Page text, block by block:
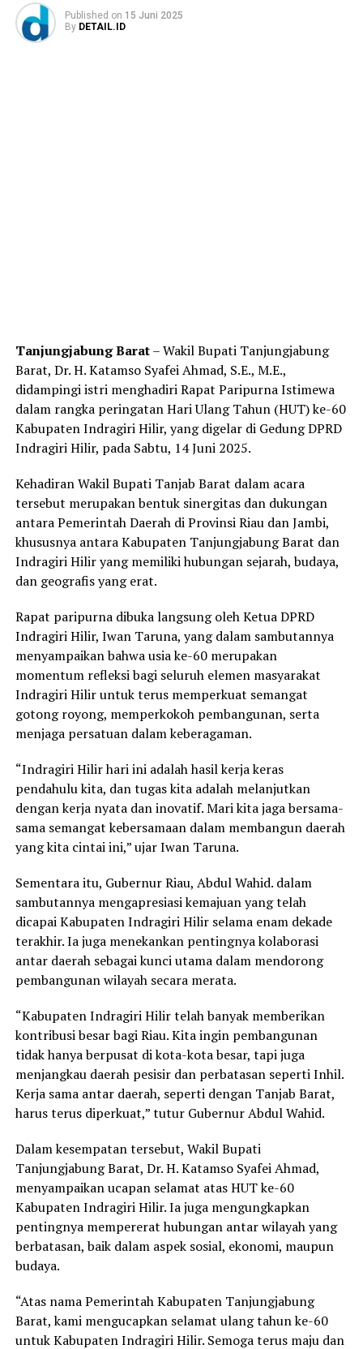
Published on 15 Juni 2025
By DETAIL.ID
Tanjungjabung Barat– Wakil Bupati Tanjungjabung
Barat, Dr. H. Katamso Syafei Ahmad, S.E., M.E.,
didampingi istri menghadiri Rapat Paripurna Istimewa
dalam rangka peringatan Hari Ulang Tahun (HUT) ke-60
Kabupaten Indragiri Hilir, yang digelar di Gedung DPRD
Indragiri Hilir, pada Sabtu, 14 Juni 2025.
Kehadiran Wakil Bupati Tanjab Barat dalam acara
tersebut merupakan bentuk sinergitas dan dukungan
antara Pemerintah Daerah di Provinsi Riau dan Jambi,
khususnya antara Kabupaten Tanjungjabung Barat dan
Indragiri Hilir yang memiliki hubungan sejarah, budaya,
dan geografis yang erat.
Rapat paripurna dibuka langsung oleh Ketua DPRD
Indragiri Hilir, Iwan Taruna, yang dalam sambutannya
menyampaikan bahwa usia ke-60 merupakan
momentum refleksi bagi seluruh elemen masyarakat
Indragiri Hilir untuk terus memperkuat semangat
gotong royong, memperkokoh pembangunan, serta
menjaga persatuan dalam keberagaman.
“Indragiri Hilir hari ini adalah hasil kerja keras
pendahulu kita, dan tugas kita adalah melanjutkan
dengan kerja nyata dan inovatif. Mari kita jaga bersama-
sama semangat kebersamaan dalam membangun daerah
yang kita cintai ini,” ujar Iwan Taruna.
Sementara itu, Gubernur Riau, Abdul Wahid. dalam
sambutannya mengapresiasi kemajuan yang telah
dicapai Kabupaten Indragiri Hilir selama enam dekade
terakhir. Ia juga menekankan pentingnya kolaborasi
antar daerah sebagai kunci utama dalam mendorong
pembangunan wilayah secara merata.
“Kabupaten Indragiri Hilir telah banyak memberikan
kontribusi besar bagi Riau. Kita ingin pembangunan
tidak hanya berpusat di kota-kota besar, tapi juga
menjangkau daerah pesisir dan perbatasan seperti Inhil.
Kerja sama antar daerah, seperti dengan Tanjab Barat,
harus terus diperkuat,” tutur Gubernur Abdul Wahid.
Dalam kesempatan tersebut, Wakil Bupati
Tanjungjabung Barat, Dr. H. Katamso Syafei Ahmad,
menyampaikan ucapan selamat atas HUT ke-60
Kabupaten Indragiri Hilir. Ia juga mengungkapkan
pentingnya mempererat hubungan antar wilayah yang
berbatasan, baik dalam aspek sosial, ekonomi, maupun
budaya.
“Atas nama Pemerintah Kabupaten Tanjungjabung
Barat, kami mengucapkan selamat ulang tahun ke-60
untuk Kabupaten Indragiri Hilir. Semoga terus maju dan